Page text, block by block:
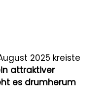
2025 kreiste
attraktiver
es drumherum